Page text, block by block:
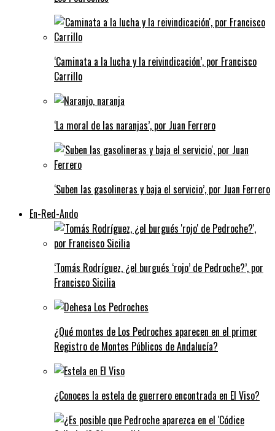
‘Caminata a la lucha y la reivindicación’, por Francisco
Carrillo
‘La moral de las naranjas’, por Juan Ferrero
‘Suben las gasolineras y baja el servicio’, por Juan Ferrero
En-Red-Ando
‘Tomás Rodríguez, ¿el burgués ‘rojo’ de Pedroche?’, por
Francisco Sicilia
¿Qué montes de Los Pedroches aparecen en el primer
Registro de Montes Públicos de Andalucía?
¿Conoces la estela de guerrero encontrada en El Viso?